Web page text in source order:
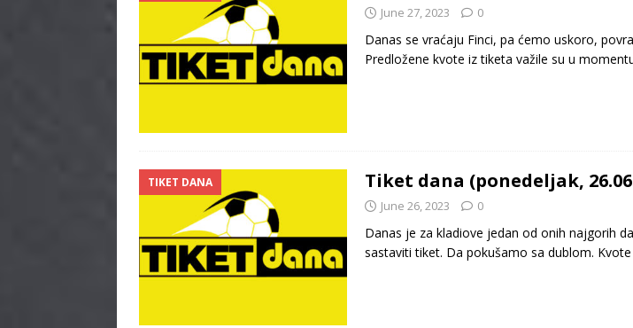
June 27, 2023 0
Danas se vraćaju Finci, pa ćemo uskoro,
Predložene kvote iz tiketa važile su u
TIKET DANA Tiket dana (ponedeljak,
June 26, 2023 0
Danas je za kladiove jedan od onih najgorih
sastaviti tiket. Da pokušamo sa dublom.